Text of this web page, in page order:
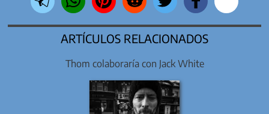
ARTÍCULOS RELACIONADOS
Thom colaboraría con Jack White